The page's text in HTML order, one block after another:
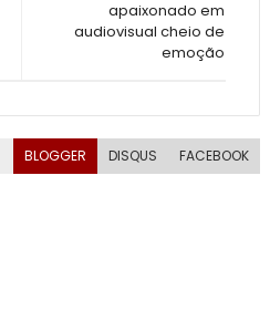
apaixonado em
audiovisual cheio de
emoção
BLOGGER DISQUS FACEBOOK